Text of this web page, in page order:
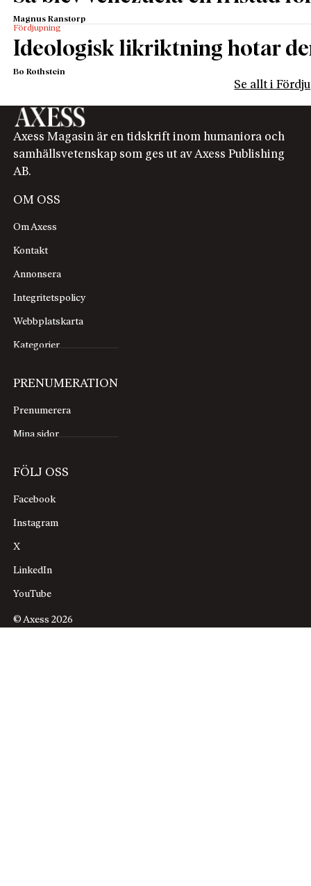
Magnus Ranstorp
Fördjupning
Ideologisk likriktning hotar
Bo Rothstein
Se allt i
Axess Magasin är en tidskrift inom humaniora och
samhällsvetenskap som ges ut av Axess Publishing
AB.
OM OSS
Om Axess
Kontakt
Annonsera
Integritetspolicy
Webbplatskarta
Kategorier
PRENUMERATION
Prenumerera
Mina sidor
FÖLJ OSS
Facebook
Instagram
X
LinkedIn
YouTube
© Axess 2026